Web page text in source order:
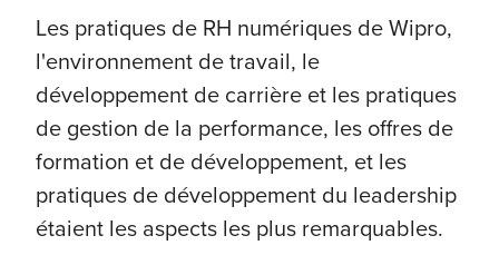
Les pratiques de RH numériques de Wipro,
l'environnement de travail, le
développement de carrière et les pratiques
de gestion de la performance, les offres de
formation et de développement, et les
pratiques de développement du leadership
étaient les aspects les plus remarquables.